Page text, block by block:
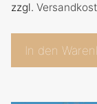
zzgl.
In den